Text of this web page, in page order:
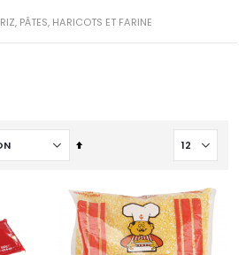
RIZ, PÂTES, HARICOTS ET FARINE
Par